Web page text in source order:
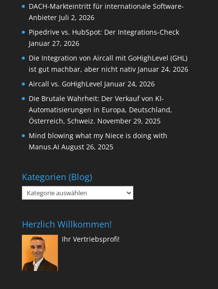
DACH-Markteintritt für internationale Software-
Anbieter Juli 2, 2026
Pipedrive vs. HubSpot: Der Integrations-Check
Januar 27, 2026
Die Integration von Aircall mit GoHighLevel (GHL)
ist gut machbar, aber nicht nativ Januar 24, 2026
Aircall vs. GoHighLevel Januar 24, 2026
Die Brutale Wahrheit: Der Verkauf von KI-
Automatisierungen in Europa, Deutschland,
Österreich, Schweiz. November 29, 2025
Mind blowing what my Niece is doing with
Manus.AI August 26, 2025
Kategorien (Blog)
Kategorien
(Blog)
Herzlich Willkommen!
Ihr Vertriebsprofi!